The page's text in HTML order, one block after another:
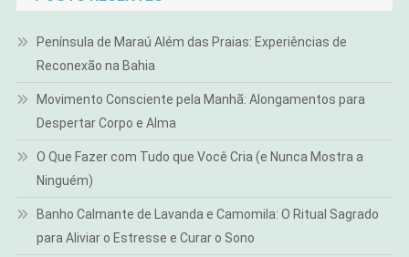
Península de Maraú Além das Praias: Experiências de
Reconexão na Bahia
Movimento Consciente pela Manhã: Alongamentos para
Despertar Corpo e Alma
O Que Fazer com Tudo que Você Cria (e Nunca Mostra a
Ninguém)
Banho Calmante de Lavanda e Camomila: O Ritual Sagrado
para Aliviar o Estresse e Curar o Sono